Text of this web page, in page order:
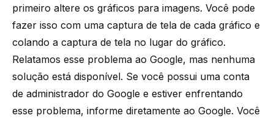
primeiro altere os gráficos para imagens. Você pode
fazer isso com uma captura de tela de cada gráfico e
colando a captura de tela no lugar do gráfico.
Relatamos esse problema ao Google, mas nenhuma
solução está disponível. Se você possui uma conta
de administrador do Google e estiver enfrentando
esse problema, informe diretamente ao Google. Você